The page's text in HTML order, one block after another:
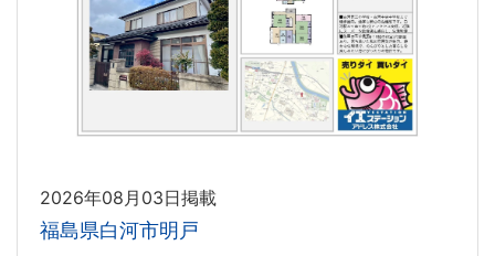
2026年08月03日掲載
福島県白河市明戸